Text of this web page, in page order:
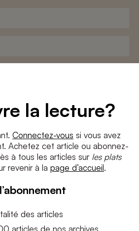
la lecture?
Connectez-vous si vous avez
Achetez cet article ou abonnez-
à tous les articles sur les plats
revenir à la page d’accueil.
des articles
articles de nos archives
conditions etla politique de confidentialité
S'INSCRIRE